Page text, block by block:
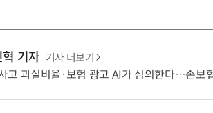
혁 기자 기사 더보기
고 과실비율·보험 광고 AI가 심의한다…손보